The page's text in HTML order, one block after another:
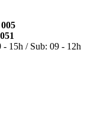
- 15h / Sub: 09 - 12h